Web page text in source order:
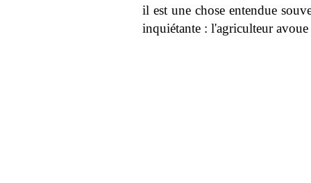
il est une chose entendue
inquiétante : l'agriculteur avoue